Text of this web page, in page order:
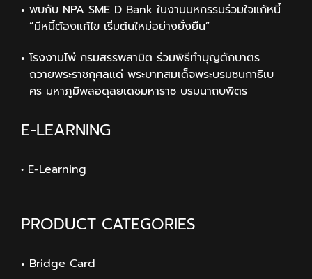
พบกับ NPA SME D Bank ในงานมหกรรมร่วมใจแก้หนี้
“มีหนี้ต้องแก้ไข เริ่มต้นใหม่อย่างยั่งยืน”
โรงงานไพ่ กรมสรรพสามิต ร่วมพิธีทำบุญตักบาตร
ถวายพระราชกุศลแด่ พระบาทสมเด็จพระบรมชนกาธิเบ
ศร มหาภูมิพลอดุลยเดชมหาราช บรมนาถบพิตร
E-LEARNING
• E-Learning
PRODUCT CATEGORIES
Bridge Card